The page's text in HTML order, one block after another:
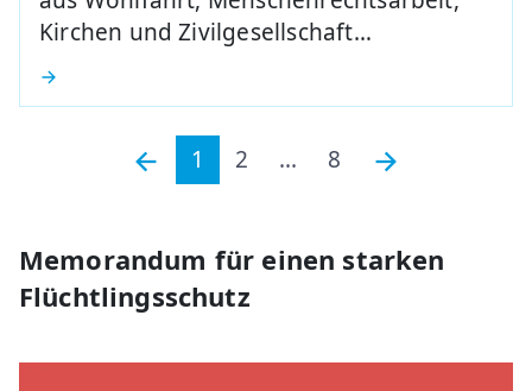
Kirchen und Zivilgesellschaft…
1 2 ... 8
Memorandum für einen starken
Flüchtlingsschutz